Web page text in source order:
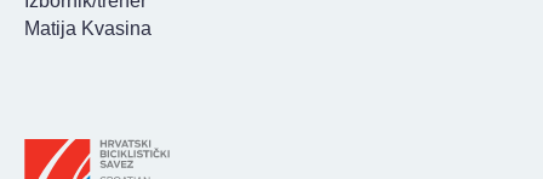
Matija Kvasina